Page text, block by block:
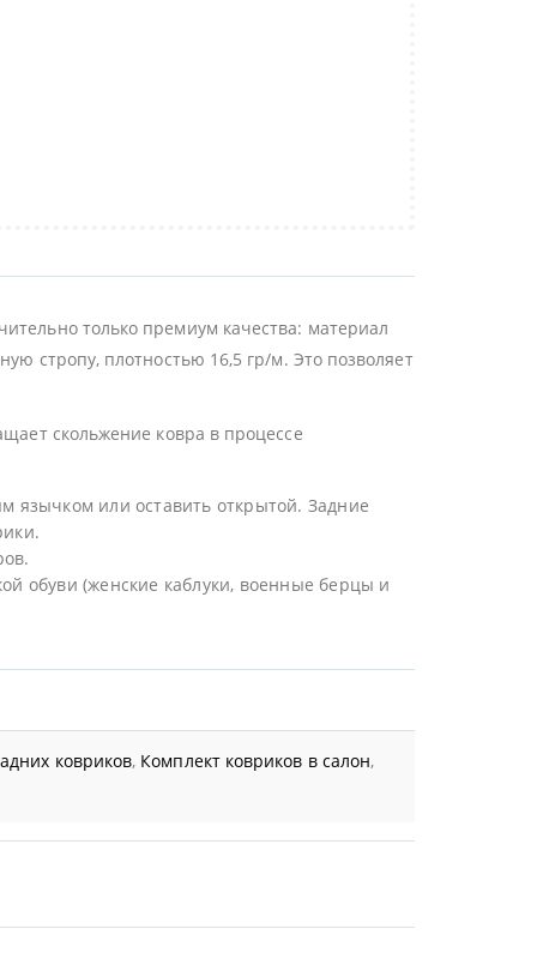
только премиум качества: материал
стропу, плотностью 16,5 гр/м. Это позволяет
скольжение ковра в процессе
язычком или оставить открытой. Задние
обуви (женские каблуки, военные берцы и
ковриков, Комплект ковриков в салон,